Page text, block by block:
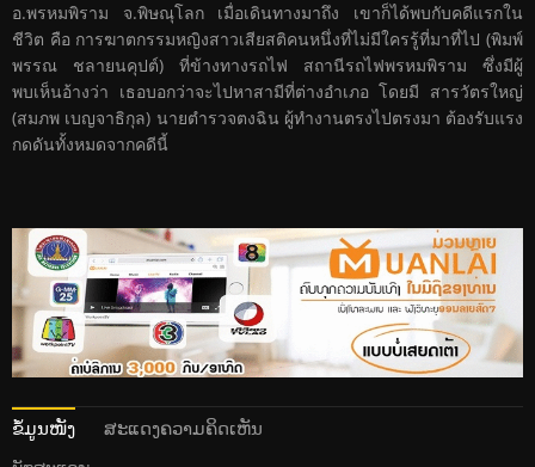
อ.พรหมพิราม จ.พิษณุโลก เมื่อเดินทางมาถึง เขาก็ได้พบกับคดีแรกใน
ชีวิต คือ การฆาตกรรมหญิงสาวเสียสติคนหนึ่งที่ไม่มีใครรู้ที่มาที่ไป (พิมพ์
พรรณ ชลายนคุปต์) ที่ข้างทางรถไฟ สถานีรถไฟพรหมพิราม ซึ่งมีผู้
พบเห็นอ้างว่า เธอบอกว่าจะไปหาสามีที่ต่างอำเภอ โดยมี สารวัตรใหญ่
(สมภพ เบญจาธิกุล) นายตำรวจตงฉิน ผู้ทำงานตรงไปตรงมา ต้องรับแรง
กดดันทั้งหมดจากคดีนี้
ຂໍ້ມູນໜັງ ສະແດງຄວາມຄິດເຫັນ